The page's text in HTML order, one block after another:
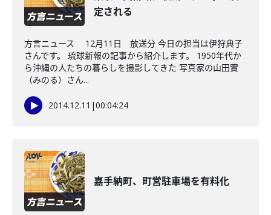
定される
方言ニュース 12月11日 放送分 今日の担当は伊狩典子
さんです。 琉球新報の記事から紹介します。 1950年代か
ら沖縄の人たちの暮らしを撮影してきた 写真家の山田實
（みのる）さん...
2014.12.11 |00:04:24
嘉手納町、町営駐車場を有料化